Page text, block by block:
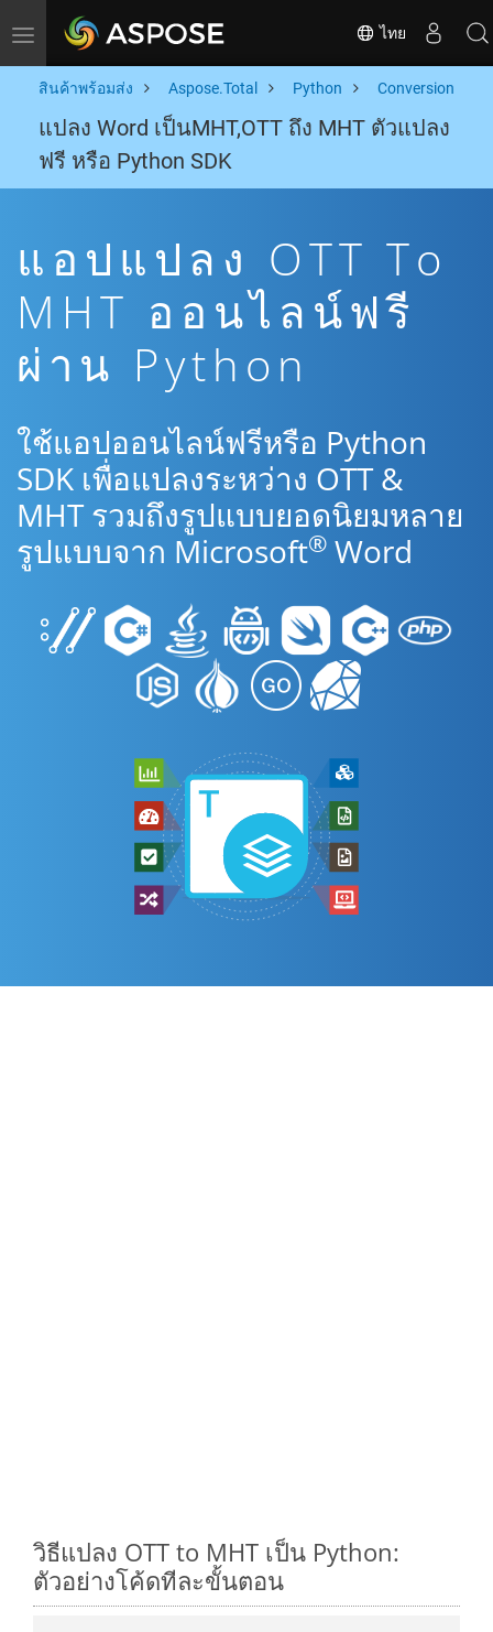
Toggle navigation ไทย
สินค้าพร้อมส่ง Aspose.Total Python Conversion
แปลง Word เป็นMHT,OTT ถึง MHT ตัวแปลง
ฟรี หรือ Python SDK
แอปแปลง OTT To
MHT ออนไลน์ฟรี
ผ่าน Python
ใช้แอปออนไลน์ฟรีหรือ Python
SDK เพื่อแปลงระหว่าง OTT &
MHT รวมถึงรูปแบบยอดนิยมหลาย
รูปแบบจาก Microsoft® Word
วิธีแปลง OTT to MHT เป็น Python:
ตัวอย่างโค้ดทีละขั้นตอน